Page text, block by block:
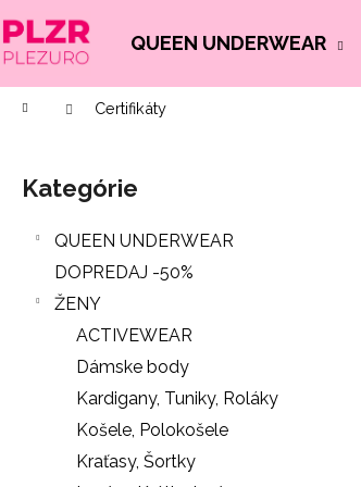
na
obsah
QUEEN UNDERWEAR
Domov Certifikáty
Preskočiť
kategórie
Kategórie
QUEEN UNDERWEAR
DOPREDAJ -50%
ŽENY
ACTIVEWEAR
Dámske body
Kardigany, Tuniky, Roláky
Košele, Polokošele
Kraťasy, Šortky
K
o
š
Späť
do
obchodu
Späť
do
obchodu
Č
p
e